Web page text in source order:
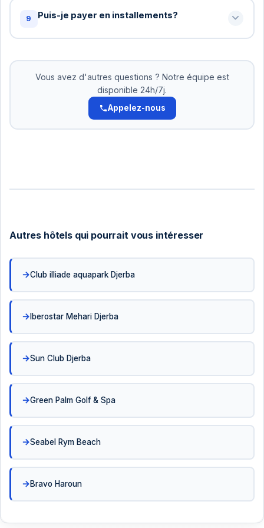
offrons des tarifs spéciaux. Contactez-nous pour
9 Puis-je payer en installements?
nous acceptons le paiement en 2-3 versements.
Pas d'intérêts. Organisez cela avec notre équipe.
Vous avez d'autres questions ? Notre équipe est
disponible 24h/7j.
Appelez-nous
Autres hôtels qui pourrait vous intéresser
Club illiade aquapark Djerba
Iberostar Mehari Djerba
Sun Club Djerba
Green Palm Golf & Spa
Seabel Rym Beach
Bravo Haroun